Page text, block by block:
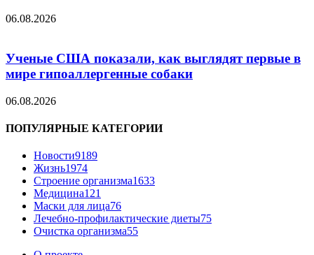
06.08.2026
Ученые США показали, как выглядят первые в
мире гипоаллергенные собаки
06.08.2026
ПОПУЛЯРНЫЕ КАТЕГОРИИ
Новости9189
Жизнь1974
Строение организма1633
Медицина121
Маски для лица76
Лечебно-профилактические диеты75
Очистка организма55